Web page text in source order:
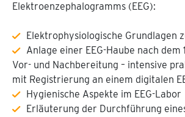
Elektroenzephalogramms (EEG):
Elektrophysiologische Grundlagen
Anlage einer EEG-Haube nach dem
Vor- und Nachbereitung – intensive
mit Registrierung an einem digitalen
Hygienische Aspekte im EEG-Labor
Erläuterung der Durchführung